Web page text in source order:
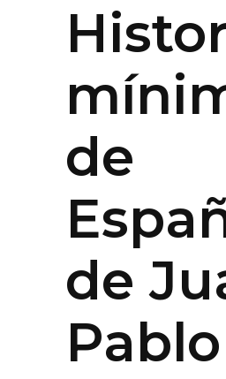
de
de
Pablo